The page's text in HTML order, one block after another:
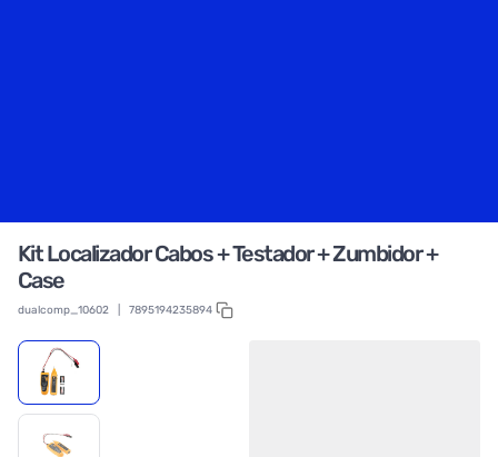
Kit Localizador Cabos + Testador + Zumbidor +
Case
dualcomp_10602 7895194235894